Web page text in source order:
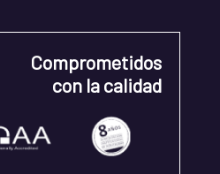
Comprometidos
con la calidad